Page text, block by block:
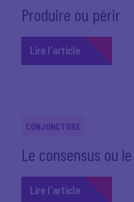
Produire ou périr
Lire l'article
CONJONCTURE
Le consensus ou
Lire l'article